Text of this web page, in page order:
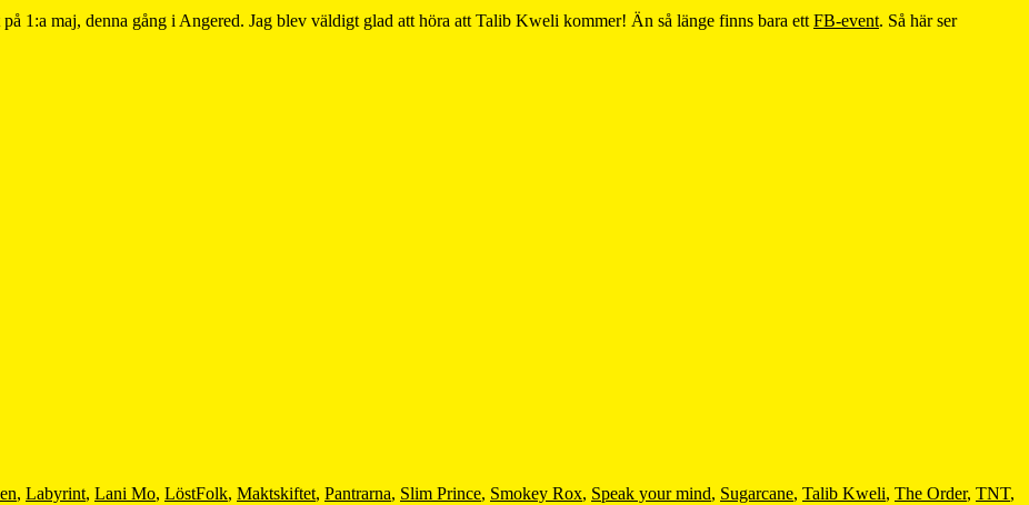
1:a maj, denna gång i Angered. Jag blev väldigt glad att höra att Talib Kweli kommer! Än så länge finns bara ettFB-event. Så här ser
, Labyrint, Lani Mo, LöstFolk, Maktskiftet, Pantrarna, Slim Prince, Smokey Rox, Speak your mind, Sugarcane, Talib Kweli, The Order, TNT,